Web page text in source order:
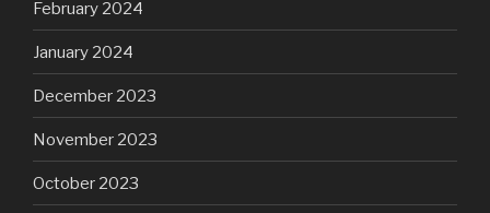
February 2024
January 2024
December 2023
November 2023
October 2023